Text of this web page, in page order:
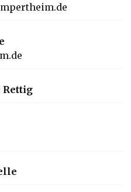
Rettig